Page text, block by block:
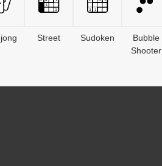
Street Sudoken
Bubble
Shooter